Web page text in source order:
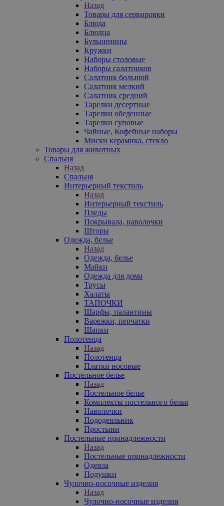
Назад
Товары для сервировки
Блюда
Блюдца
Бульонницы
Кружки
Наборы столовые
Наборы салатников
Салатник большой
Салатник мелкий
Салатник средний
Тарелки десертные
Тарелки обеденные
Тарелки суповые
Чайные, Кофейные наборы
Миски керамика, стекло
Товары для животных
Спальня
Назад
Спальня
Интерьерный текстиль
Назад
Интерьерный текстиль
Пледы
Покрывала, наволочки
Шторы
Одежда, белье
Назад
Одежда, белье
Майки
Одежда для дома
Трусы
Халаты
ТАПОЧКИ
Шарфы, палантины
Варежки, перчатки
Шапки
Полотенца
Назад
Полотенца
Платки носовые
Постельное белье
Назад
Постельное белье
Комплекты постельного белья
Наволочки
Пододеяльник
Простыни
Постельные принадлежности
Назад
Постельные принадлежности
Одеяла
Подушки
Чулочно-носочные изделия
Назад
Чулочно-носочные изделия